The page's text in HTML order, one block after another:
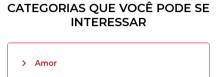
CATEGORIAS QUE VOCÊ PODE SE
INTERESSAR
Amor